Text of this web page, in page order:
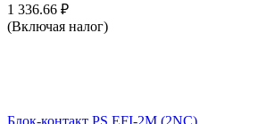
1 336.66 ₽
(Включая налог)
Блок-контакт PS EFI-2M (2NC)